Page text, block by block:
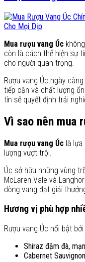
Mua rượu vang Úc
còn là cách thể hiện sự
cho người quan trọng.
Rượu vang Úc ngày
tiếp cận và chất lượng
tín sẽ quyết định trải
Vì sao nên mua
Mua rượu vang Úc là
lượng vượt trội.
Úc sở hữu những vùng
McLaren Vale và
dòng vang đạt giải
Hương vị phù hợp
Rượu vang Úc nổi bật
Shiraz đậm đà,
Cabernet